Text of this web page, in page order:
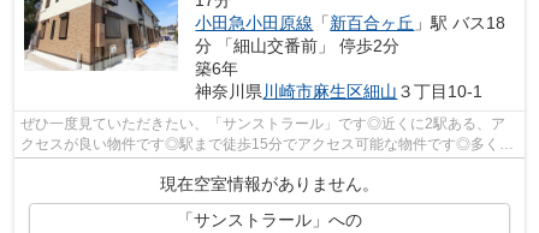
小田急小田原線 「新百合ヶ丘 」駅 バス18
分 「細山交番前」 停歩2分
築6年
神奈川県川崎市麻生区細山 ３丁目10-1
ぜひ一度見ていただきたい、「サンストラール」です◎近くに2駅ある、ア
クセスが良い物件です◎駅まで徒歩15分でアクセス可能な物件です◎多くの
現在空室情報がありません。
「サンストラール」への